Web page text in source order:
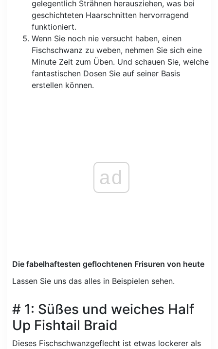
gelegentlich Strähnen herausziehen, was bei
geschichteten Haarschnitten hervorragend
funktioniert.
Wenn Sie noch nie versucht haben, einen
Fischschwanz zu weben, nehmen Sie sich eine
Minute Zeit zum Üben. Und schauen Sie, welche
fantastischen Dosen Sie auf seiner Basis
erstellen können.
ad
Die fabelhaftesten geflochtenen Frisuren von heute
Lassen Sie uns das alles in Beispielen sehen.
# 1: Süßes und weiches Half
Up Fishtail Braid
Dieses Fischschwanzgeflecht ist etwas lockerer als